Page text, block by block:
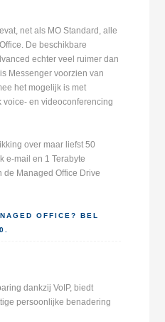
net als MO Standard, alle
De beschikbare
echter veel ruimer dan
Messenger voorzien van
het mogelijk is met
en videoconferencing
over maar liefst 50
e-mail en 1 Terabyte
Managed Office Drive
OFFICE? BEL
dankzij VoIP, biedt
persoonlijke benadering